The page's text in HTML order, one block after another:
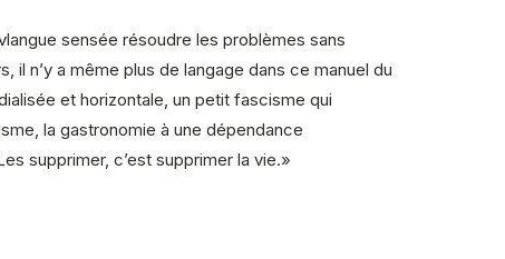
sensée résoudre les problèmes sans
il n’y a même plus de langage dans ce manuel du
et horizontale, un petit fascisme qui
la gastronomie à une dépendance
supprimer, c’est supprimer la vie.»